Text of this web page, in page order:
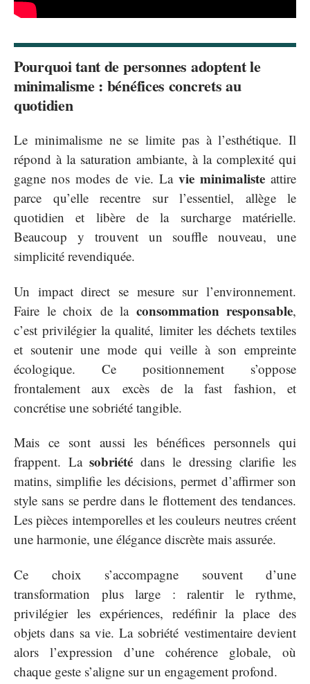
Pourquoi tant de personnes adoptent le
minimalisme : bénéfices concrets au
quotidien
Le minimalisme ne se limite pas à l’esthétique. Il
répond à la saturation ambiante, à la complexité qui
gagne nos modes de vie. La vie minimalisteattire
parce qu’elle recentre sur l’essentiel, allège le
quotidien et libère de la surcharge matérielle.
Beaucoup y trouvent un souffle nouveau, une
simplicité revendiquée.
Un impact direct se mesure sur l’environnement.
Faire le choix de la consommation responsable,
c’est privilégier la qualité, limiter les déchets textiles
et soutenir une mode qui veille à son empreinte
écologique. Ce positionnement s’oppose
frontalement aux excès de la fast fashion, et
concrétise une sobriété tangible.
Mais ce sont aussi les bénéfices personnels qui
frappent. Lasobriété dans le dressing clarifie les
matins, simplifie les décisions, permet d’affirmer son
style sans se perdre dans le flottement des tendances.
Les pièces intemporelles et les couleurs neutres créent
une harmonie, une élégance discrète mais assurée.
Ce choix s’accompagne souvent d’une
transformation plus large : ralentir le rythme,
privilégier les expériences, redéfinir la place des
objets dans sa vie. La sobriété vestimentaire devient
alors l’expression d’une cohérence globale, où
chaque geste s’aligne sur un engagement profond.